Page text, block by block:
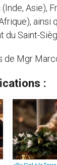
Asie),
ainsi
du Saint-
de Mgr
: